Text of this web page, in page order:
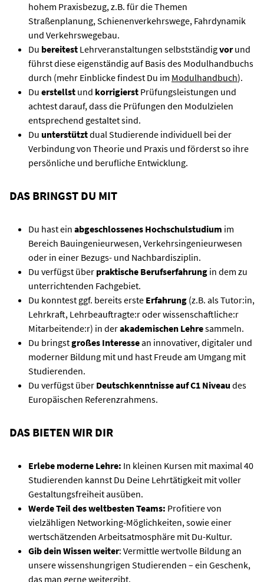
hohem Praxisbezug, z.B. für die Themen
Straßenplanung, Schienenverkehrswege, Fahrdynamik
und Verkehrswegebau.
Du bereitest Lehrveranstaltungen selbstständigvorund
führst diese eigenständig auf Basis des Modulhandbuchs
durch (mehr Einblicke findest Du im Modulhandbuch).
Du erstellst und korrigierst Prüfungsleistungen und
achtest darauf, dass die Prüfungen den Modulzielen
entsprechend gestaltet sind.
Du unterstütztdual Studierende individuell bei der
Verbindung von Theorie und Praxis und förderst so ihre
persönliche und berufliche Entwicklung.
DAS BRINGST DU MIT
Du hast ein abgeschlossenes Hochschulstudium im
Bereich Bauingenieurwesen, Verkehrsingenieurwesen
oder in einer Bezugs- und Nachbardisziplin.
Du verfügst über praktische Berufserfahrung in dem zu
unterrichtenden Fachgebiet.
Du konntest ggf. bereits erste Erfahrung (z.B. als Tutor:in,
Lehrkraft, Lehrbeauftragte:r oder wissenschaftliche:r
Mitarbeitende:r) in derakademischen Lehresammeln.
Du bringstgroßes Interessean innovativer, digitaler und
moderner Bildung mit und hast Freude am Umgang mit
Studierenden.
Du verfügst über Deutschkenntnisse auf C1 Niveau des
Europäischen Referenzrahmens.
DAS BIETEN WIR DIR
Erlebe moderne Lehre: In kleinen Kursen mit maximal 40
Studierenden kannst Du Deine Lehrtätigkeit mit voller
Gestaltungsfreiheit ausüben.
Werde Teil des weltbesten Teams: Profitiere von
vielzähligen Networking-Möglichkeiten, sowie einer
wertschätzenden Arbeitsatmosphäre mit Du-Kultur.
Gib dein Wissen weiter: Vermittle wertvolle Bildung an
unsere wissenshungrigen Studierenden – ein Geschenk,
das man gerne weitergibt.